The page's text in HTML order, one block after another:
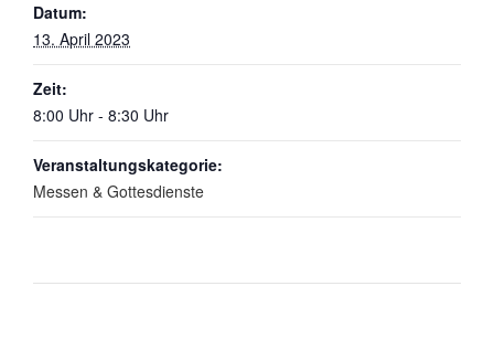
Datum:
13. April 2023
Zeit:
8:00 Uhr - 8:30 Uhr
Veranstaltungskategorie:
Messen & Gottesdienste